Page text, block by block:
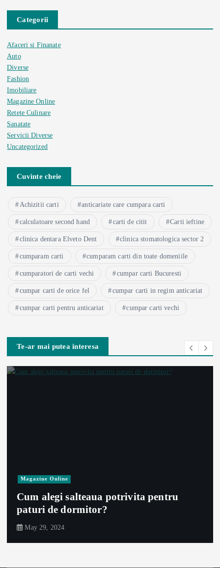
Categorii
Afaceri si Finanate
Auto
Diverse
Fashion
Imobiliare
Magazine Online
Retete Culinare
Sanatate
Servicii Diverse
Uncategorized
Cuvinte cheie
Achizitii carti anticariate care cumpara carti
calculatoare second hand carti de citit Carti ieftine
clinica dentara Elveto Dent clinica stomatologica sector 2
cumparam carti cumparam carti din toate domeniile
cumparatori de carti vechi cumpar carti Bucuresti
cumpar carti de orice fel cumpar carti in regim anticariat
cumpar carti pentru anticariat cumpar carti vechi
Te-ar mai putea interesa
Magazine Online
Cum alegi salteaua potrivita pentru
paturi de dormitor?
May 29, 2024